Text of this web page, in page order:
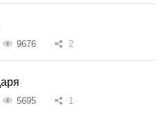
9676 2
5695 1